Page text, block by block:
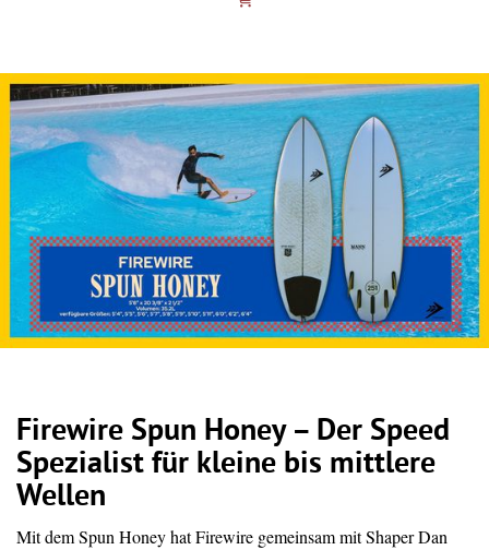
Firewire Spun Honey – Der Speed
Spezialist für kleine bis mittlere
Wellen
Mit dem Spun Honey hat Firewire gemeinsam mit Shaper Dan